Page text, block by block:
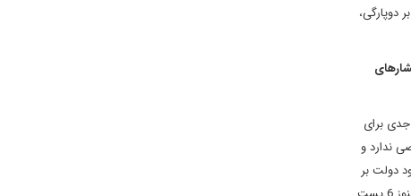
دوپارگی،
برای
مشخصی ندارد و
دولت بر